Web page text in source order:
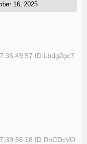
16, 2025
ID:Lbdg2gc7
ID:DnCDcVO